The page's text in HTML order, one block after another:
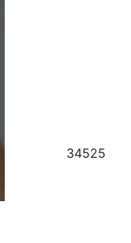
34525